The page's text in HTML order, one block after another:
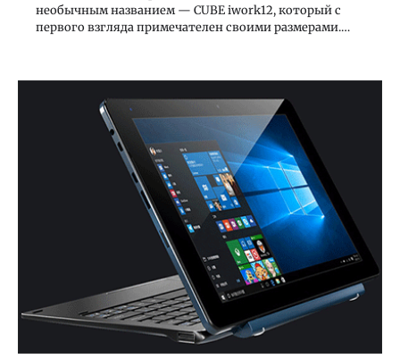
необычным названием — CUBE iwork12, который с
первого взгляда примечателен своими размерами.…